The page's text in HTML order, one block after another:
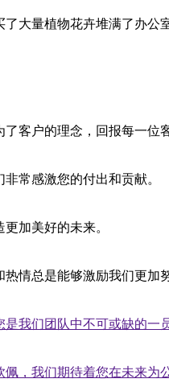
大量植物花卉堆满了办公
客户的理念，回报每一位
常感激您的付出和贡献。
加美好的未来。
情总是能够激励我们更加
我们团队中不可或缺的一员
，我们期待着您在未来为